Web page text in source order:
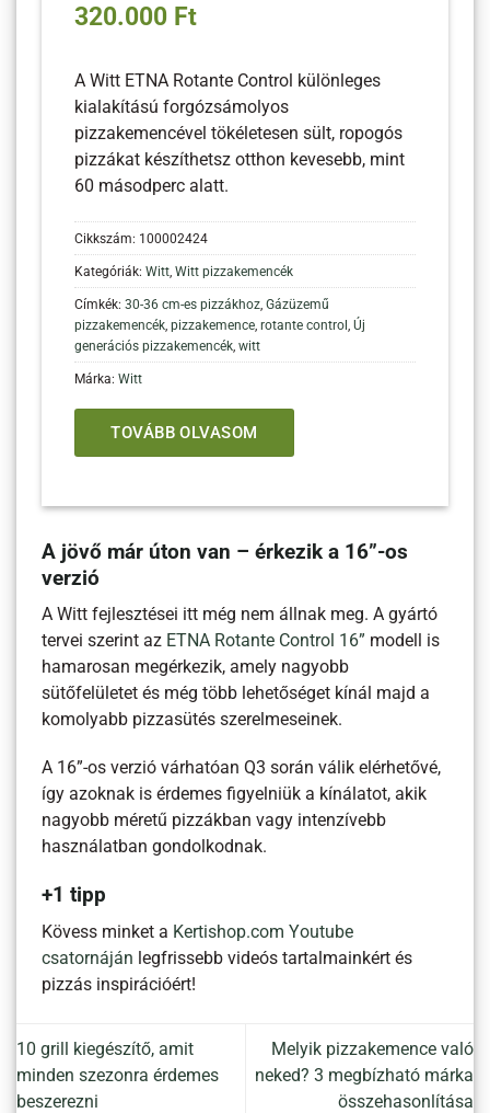
320.000 Ft
A Witt ETNA Rotante Control különleges
kialakítású forgózsámolyos
pizzakemencével tökéletesen sült, ropogós
pizzákat készíthetsz otthon kevesebb, mint
60 másodperc alatt.
Cikkszám: 100002424
Kategóriák:Witt,Witt pizzakemencék
Címkék:30-36 cm-es pizzákhoz,Gázüzemű
pizzakemencék,pizzakemence,rotante control,Új
generációs pizzakemencék,witt
Márka:Witt
TOVÁBB OLVASOM
A jövő már úton van – érkezik a 16”-os
verzió
A Witt fejlesztései itt még nem állnak meg. A gyártó
tervei szerint az ETNA Rotante Control 16” modell is
hamarosan megérkezik, amely nagyobb
sütőfelületet és még több lehetőséget kínál majd a
komolyabb pizzasütés szerelmeseinek.
A 16”-os verzió várhatóan Q3 során válik elérhetővé,
így azoknak is érdemes figyelniük a kínálatot, akik
nagyobb méretű pizzákban vagy intenzívebb
használatban gondolkodnak.
+1 tipp
Kövess minket a Kertishop.com Youtube
csatornáján legfrissebb videós tartalmainkért és
pizzás inspirációért!
10 grill kiegészítő, amit
minden szezonra érdemes
beszerezni
Melyik pizzakemence való
neked? 3 megbízható márka
összehasonlítása